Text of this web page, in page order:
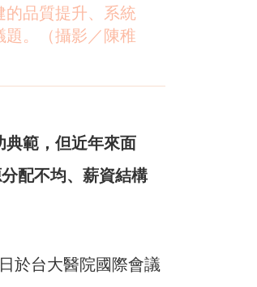
的品質提升、系統
。（攝影／陳稚
典範，但近年來面
配不均、薪資結構
於台大醫院國際會議